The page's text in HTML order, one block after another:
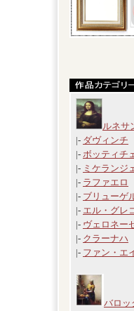
ルネサ
|- ダヴィンチ
|- ボッティチ
|- ミケランジ
|- ラファエロ
|- ブリューゲ
|- エル・グレ
|- ヴェロネー
|- クラーナハ
|- ファン・エ
バロッ